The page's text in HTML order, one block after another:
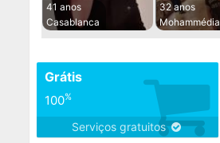
41 anos
Casablanca
32 anos
Mohammédia
Grátis
100%
Serviços gratuitos